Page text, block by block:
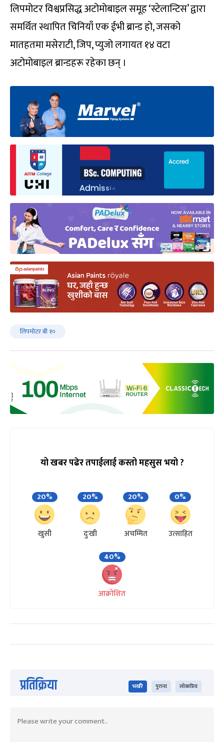
लिपमोटर विश्वप्रसिद्ध अटोमोबाइल समूह ‘स्टेलान्टिस’ द्वारा
समर्थित स्थापित चिनियाँ एक ईभी ब्रान्ड हो, जसको
मातहतमा मसेराटी, जिप, प्युजो लगायत १४ वटा
अटोमोबाइल ब्रान्डहरू रहेका छन् ।
लिपमोटर बी १०
यो खबर पढेर तपाईलाई कस्तो महसुस भयो ?
20%
खुसी
20%
दुःखी
20%
अचम्मित
0%
उत्साहित
40%
आक्रोशित
प्रतिक्रिया भर्खरै पुराना लोकप्रिय